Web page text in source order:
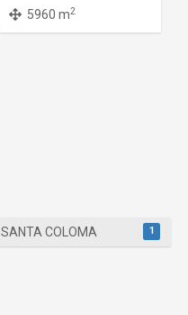
5960 m2
SANTA COLOMA 1